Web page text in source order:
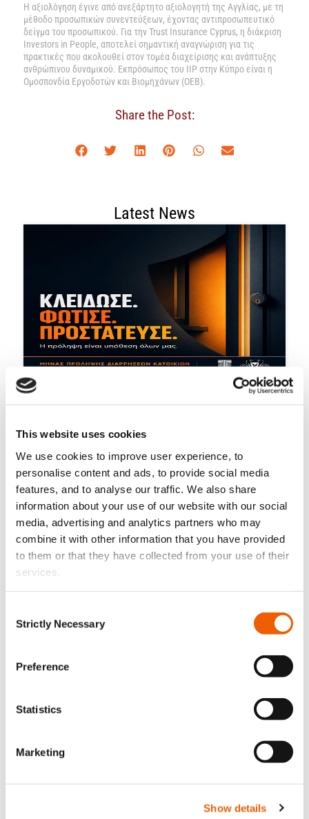
This website uses cookies
We use cookies to improve user experience, to
personalise content and ads, to provide social media
features, and to analyse our traffic. We also share
information about your use of our website with our social
media, advertising and analytics partners who may
combine it with other information that you have provided
to them or that they have collected from your use of their
services.
Selection
Strictly Necessary
Preference
Statistics
Marketing
Show details
Η αξιολόγηση έγινε από ανεξάρτητο αξιολογητή της Αγγλίας, με τη
μέθοδο προσωπικών συνεντεύξεων, έχοντας αντιπροσωπευτικό
δείγμα του προσωπικού. Για την Trust Insurance Cyprus, η διάκριση
Investors in People, αποτελεί σημαντική αναγνώριση για τις
πρακτικές που ακολουθεί στον τομέα διαχείρισης και ανάπτυξης
ανθρώπινου δυναμικού. Εκπρόσωπος του IIP στην Κύπρο είναι η
Ομοσπονδία Εργοδοτών και Βιομηχάνων (ΟΕΒ).
Share the Post:
Latest News
3 Αυγούστου, 2026
Κλείδωσε. Φώτισε. Προστάτευσε.
να επισκεφτείτε μόνο με σκάφος